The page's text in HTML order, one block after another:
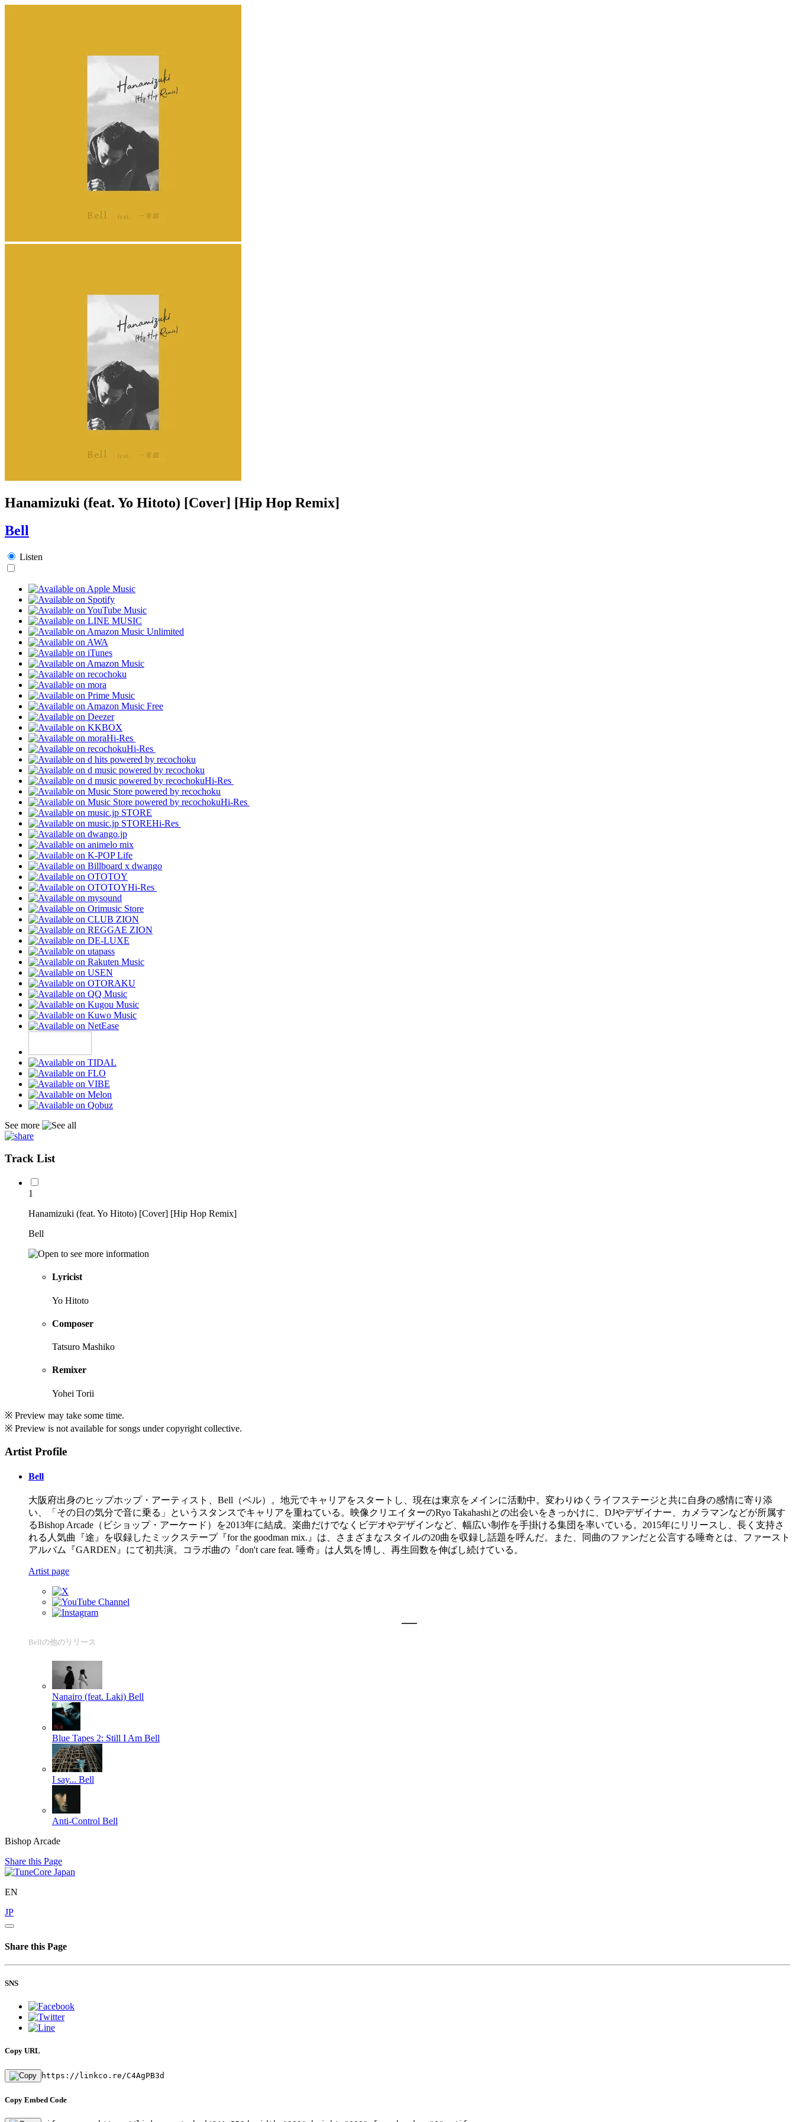
Hanamizuki (feat. Yo Hitoto) [Cover] [Hip Hop Remix]
Bell
Listen
Hi-Res
Hi-Res
Hi-Res
Hi-Res
Hi-Res
Hi-Res
See more
Track List
1
Hanamizuki (feat. Yo Hitoto) [Cover] [Hip Hop Remix]
Bell
Lyricist
Yo Hitoto
Composer
Tatsuro Mashiko
Remixer
Yohei Torii
※ Preview may take some time.
※ Preview is not available for songs under copyright collective.
Artist Profile
Bell
大阪府出身のヒップホップ・アーティスト、Bell（ベル）。地元でキャリアをスタートし、現在は東京をメインに活動中。変わりゆくライフステージと共に自身の感情に寄り添
い、「その日の気分で音に乗る」というスタンスでキャリアを重ねている。映像クリエイターのRyo Takahashiとの出会いをきっかけに、DJやデザイナー、カメラマンなどが所属す
るBishop Arcade（ビショップ・アーケード）を2013年に結成。楽曲だけでなくビデオやデザインなど、幅広い制作を手掛ける集団を率いている。2015年にリリースし、長く支持さ
れる人気曲『途』を収録したミックステープ『for the goodman mix.』は、さまざまなスタイルの20曲を収録し話題を呼んだ。また、同曲のファンだと公言する唾奇とは、ファースト
アルバム『GARDEN』にて初共演。コラボ曲の『don't care feat. 唾奇』は人気を博し、再生回数を伸ばし続けている。
Artist page
Bellの他のリリース
Nanairo (feat. Laki) Bell
Blue Tapes 2: Still I Am Bell
I say... Bell
Anti-Control Bell
Bishop Arcade
Share this Page
EN
JP
Share this Page
SNS
Copy URL
https://linkco.re/C4AgPB3d
Copy Embed Code